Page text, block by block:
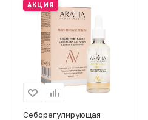
АКЦИЯ
Себорегулирующая